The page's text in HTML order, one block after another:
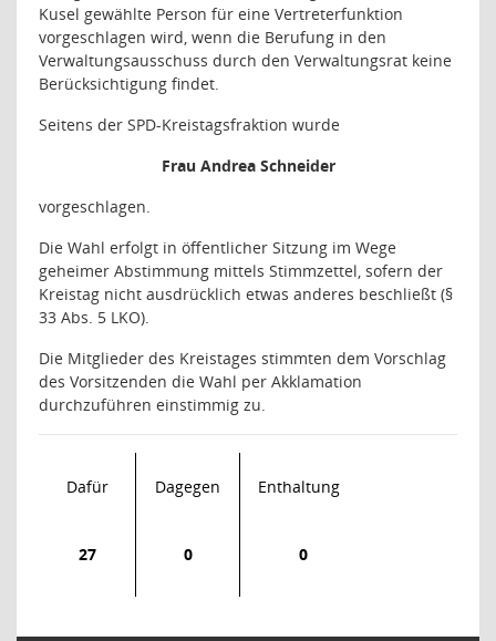
Kusel gewählte Person für eine Vertreterfunktion
vorgeschlagen wird, wenn die Berufung in den
Verwaltungsausschuss durch den Verwaltungsrat keine
Berücksichtigung findet.
Seitens der SPD-Kreistagsfraktion wurde
Frau Andrea Schneider
vorgeschlagen.
Die Wahl erfolgt in öffentlicher Sitzung im Wege
geheimer Abstimmung mittels Stimmzettel, sofern der
Kreistag nicht ausdrücklich etwas anderes beschließt (§
33 Abs. 5 LKO).
Die Mitglieder des Kreistages stimmten dem Vorschlag
des Vorsitzenden die Wahl per Akklamation
durchzuführen einstimmig zu.
Dafür Dagegen Enthaltung
27 0 0